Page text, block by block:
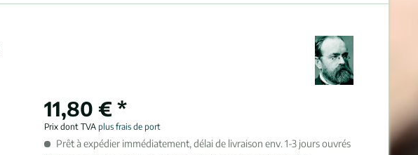
11,80 € *
Prix dont TVAplus frais de port
Prêt à expédier immédiatement, délai de livraison env. 1-3 jours ouvrés